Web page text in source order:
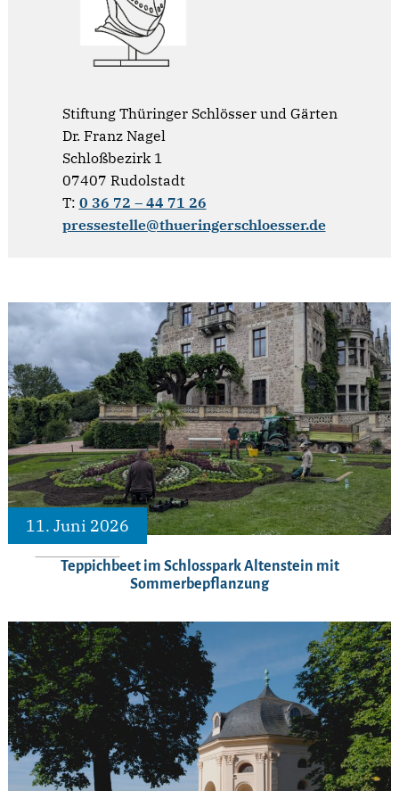
Stiftung Thüringer Schlösser und Gärten
Dr. Franz Nagel
Schloßbezirk 1
07407 Rudolstadt
T: 0 36 72 – 44 71 26
pressestelle@thueringerschloesser.de
11. Juni 2026
Teppichbeet im Schlosspark Altenstein mit
Sommerbepflanzung